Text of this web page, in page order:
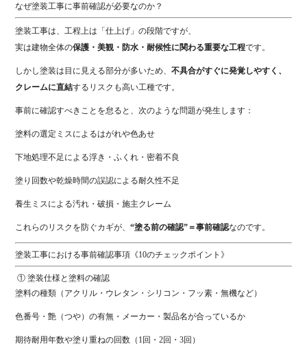
なぜ塗装工事に事前確認が必要なのか？
塗装工事は、工程上は「仕上げ」の段階ですが、
実は建物全体の保護・美観・防水・耐候性に関わる重要な工程です。
しかし塗装は目に見える部分が多いため、不具合がすぐに発覚しやすく、
クレームに直結するリスクも高い工種です。
事前に確認すべきことを怠ると、次のような問題が発生します：
塗料の選定ミスによるはがれや色あせ
下地処理不足による浮き・ふくれ・密着不良
塗り回数や乾燥時間の誤認による耐久性不足
養生ミスによる汚れ・破損・施主クレーム
これらのリスクを防ぐカギが、“塗る前の確認”＝事前確認なのです。
塗装工事における事前確認事項《10のチェックポイント》
① 塗装仕様と塗料の確認
塗料の種類（アクリル・ウレタン・シリコン・フッ素・無機など）
色番号・艶（つや）の有無・メーカー・製品名が合っているか
期待耐用年数や塗り重ねの回数（1回・2回・3回）